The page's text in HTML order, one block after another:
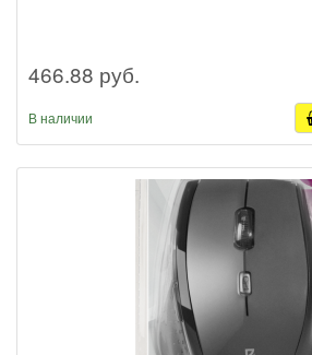
466.88 руб.
В наличии